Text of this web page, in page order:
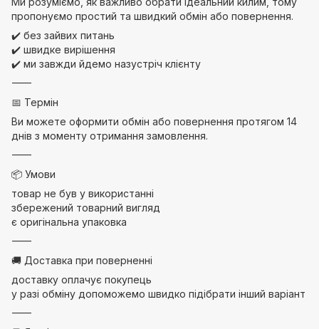
пропонуємо простий та швидкий обмін або повернення.
✔️ без зайвих питань
✔️ швидке вирішення
✔️ ми завжди йдемо назустріч клієнту
⸻
📅 Термін
Ви можете оформити обмін або повернення протягом 14
днів з моменту отримання замовлення.
⸻
📦 Умови
товар не був у використанні
збережений товарний вигляд
є оригінальна упаковка
⸻
🚚 Доставка при поверненні
доставку оплачує покупець
у разі обміну допоможемо швидко підібрати інший варіант
⸻